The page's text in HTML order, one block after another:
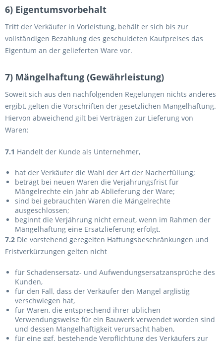
6) Eigentumsvorbehalt
Tritt der Verkäufer in Vorleistung, behält er sich bis zur
vollständigen Bezahlung des geschuldeten Kaufpreises das
Eigentum an der gelieferten Ware vor.
7) Mängelhaftung (Gewährleistung)
Soweit sich aus den nachfolgenden Regelungen nichts anderes
ergibt, gelten die Vorschriften der gesetzlichen Mängelhaftung.
Hiervon abweichend gilt bei Verträgen zur Lieferung von
Waren:
7.1 Handelt der Kunde als Unternehmer,
hat der Verkäufer die Wahl der Art der Nacherfüllung;
beträgt bei neuen Waren die Verjährungsfrist für
Mängelrechte ein Jahr ab Ablieferung der Ware;
sind bei gebrauchten Waren die Mängelrechte
ausgeschlossen;
beginnt die Verjährung nicht erneut, wenn im Rahmen der
Mängelhaftung eine Ersatzlieferung erfolgt.
7.2 Die vorstehend geregelten Haftungsbeschränkungen und
Fristverkürzungen gelten nicht
für Schadensersatz- und Aufwendungsersatzansprüche des
Kunden,
für den Fall, dass der Verkäufer den Mangel arglistig
verschwiegen hat,
für Waren, die entsprechend ihrer üblichen
Verwendungsweise für ein Bauwerk verwendet worden sind
und dessen Mangelhaftigkeit verursacht haben,
für eine ggf. bestehende Verpflichtung des Verkäufers zur